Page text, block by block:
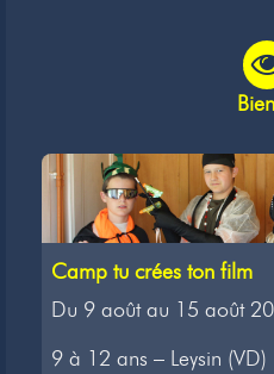
Camp tu crées ton film
Du 9 août au 15 août
9 à 12 ans – Leysin (VD)